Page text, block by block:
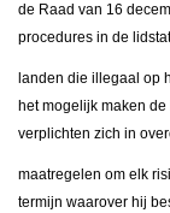
de Raad van 16
procedures in de
landen die illegaal op
het mogelijk maken
verplichten zich in
maatregelen om elk
termijn waarover hij